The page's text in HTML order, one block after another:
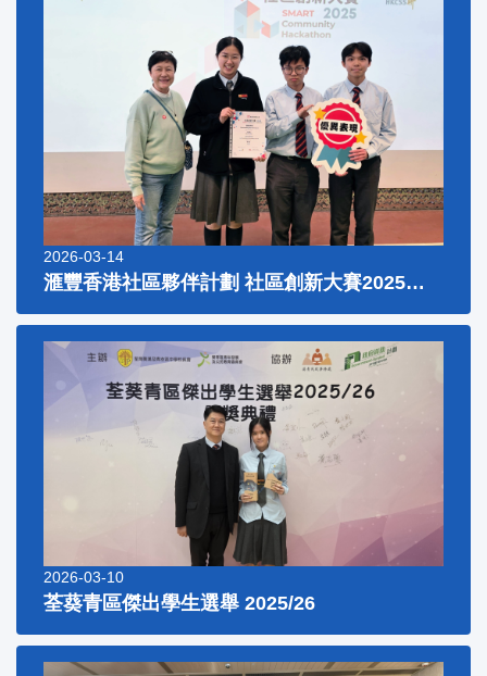
2026-03-14
滙豐香港社區夥伴計劃 社區創新大賽2025及社創交流
2026-03-10
荃葵青區傑出學生選舉 2025/26